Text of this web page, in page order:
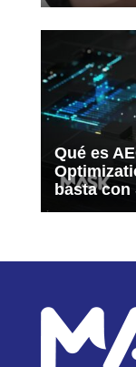
Qué es
basta con